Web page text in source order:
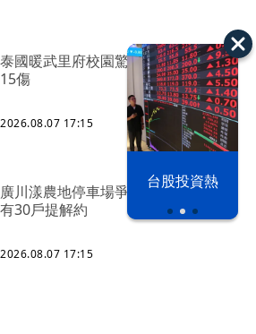
漢光42演習 台股投資熱
泰國暖武里府校園驚爆槍擊案 釀7死
15傷
2026.08.07 17:15
廣川漾農地停車場爭議 張善政：已
有30戶提解約
2026.08.07 17:15